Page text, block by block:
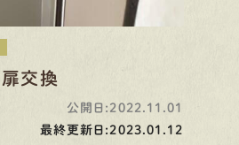
交換
公開日:2022.11.01
最終更新日:2023.01.12